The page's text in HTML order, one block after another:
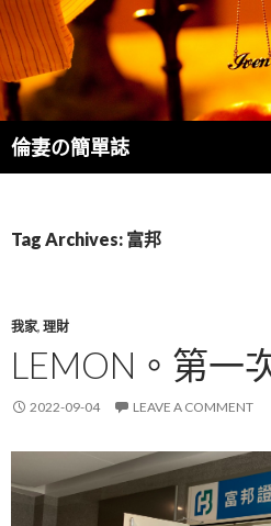
倫妻の簡單誌
Search
Tag Archives: 富邦
我家, 理財
LEMON。第一
2022-09-04 LEAVE A COMMENT